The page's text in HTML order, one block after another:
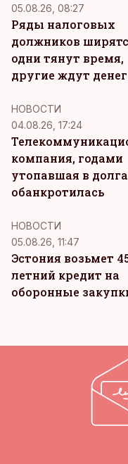
05.08.26, 08:27
Ряды налоговых
должников
одни тянут время,
другие ждут денег
НОВОСТИ
04.08.26, 17:24
компания, годами
утопавшая в
обанкротилась
НОВОСТИ
05.08.26, 11:47
Эстония возьмет
летний кредит на
оборонные